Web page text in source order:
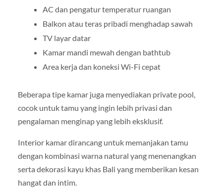
AC dan pengatur temperatur ruangan
Balkon atau teras pribadi menghadap sawah
TV layar datar
Kamar mandi mewah dengan bathtub
Area kerja dan koneksi Wi-Fi cepat
Beberapa tipe kamar juga menyediakan private pool,
cocok untuk tamu yang ingin lebih privasi dan
pengalaman menginap yang lebih eksklusif.
Interior kamar dirancang untuk memanjakan tamu
dengan kombinasi warna natural yang menenangkan
serta dekorasi kayu khas Bali yang memberikan kesan
hangat dan intim.